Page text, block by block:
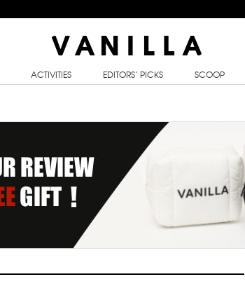
ACTIVITIES EDITORS’ PICKS SCOOP